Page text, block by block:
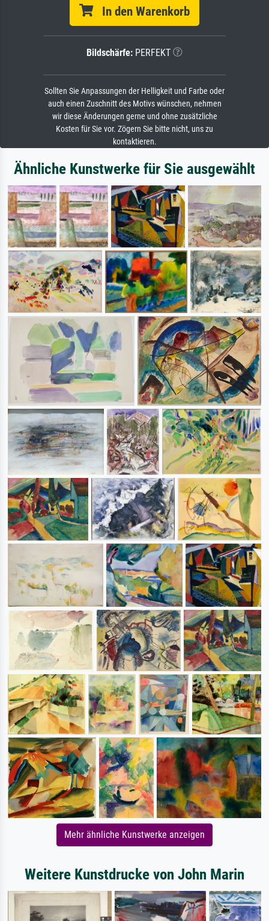
In den Warenkorb
Bildschärfe: PERFEKT
Sollten Sie Anpassungen der Helligkeit und Farbe oder
auch einen Zuschnitt des Motivs wünschen, nehmen
wir diese Änderungen gerne und ohne zusätzliche
Kosten für Sie vor. Zögern Sie bitte nicht, uns zu
kontaktieren.
Ähnliche Kunstwerke für Sie ausgewählt
Mehr ähnliche Kunstwerke anzeigen
Weitere Kunstdrucke von John Marin